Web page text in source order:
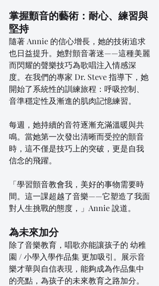
掌握顫音的藝術：耐心、練習與
堅持
隨著 Annie 的信心增長，她的技術追求
也日益提升。她對顫音著迷——這種美麗
而閃耀的聲樂技巧為歌唱注入情感深
度。在我們的專家 Dr. Steve 指導下，她
開始了系統性的訓練旅程：呼吸控制、
音準穩定性及漸進的肌肉記憶練習。
每週，她持續的音符逐漸充滿溫暖與共
鳴。當她第一次發出清晰而受控的顫音
時，這不僅是技巧上的突破，更是自我
信念的飛躍。
「學習顫音教會我，美好的事物需要時
間。這一課超越了音樂——它塑造了我面
對人生挑戰的態度，」Annie 說道。
為未來加分
除了音樂教育，唱歌亦能讓孩子的 幼稚
園 / 小學入學作品集 更加吸引。展示音
樂才華與自信表現，能夠成為作品集中
的亮點，為孩子的未來教育之路加分。